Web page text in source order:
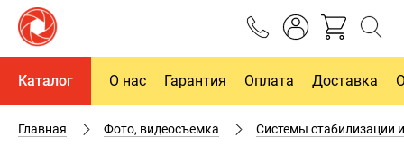
Каталог О нас Гарантия Оплата Доставка
Главная Фото, видеосъемка Системы стабилизации